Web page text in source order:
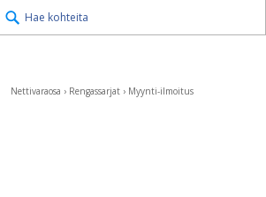
Hae kohteita
Nettivaraosa › Rengassarjat › Myynti-ilmoitus